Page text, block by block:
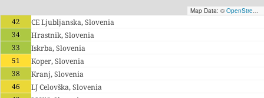
Map Data: © OpenStreetMap contributors
42
CE Ljubljanska, Slovenia
34
Hrastnik, Slovenia
33
Iskrba, Slovenia
51
Koper, Slovenia
38
Kranj, Slovenia
46
LJ Celovška, Slovenia